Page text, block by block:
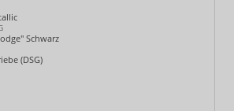
Schwarz
(DSG)